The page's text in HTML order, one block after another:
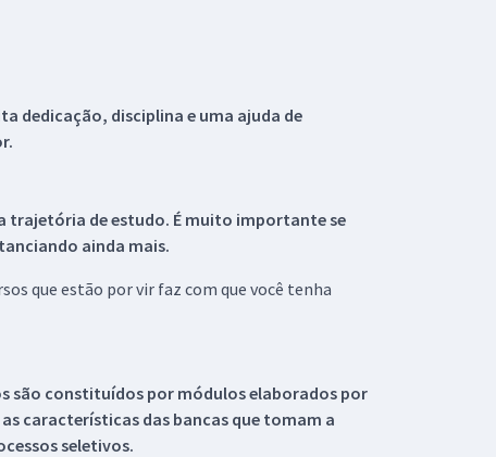
dedicação, disciplina e uma ajuda de
trajetória de estudo. É muito importante se
ainda mais.
que estão por vir faz com que você tenha
são constituídos por módulos elaborados por
características das bancas que tomam a
seletivos.